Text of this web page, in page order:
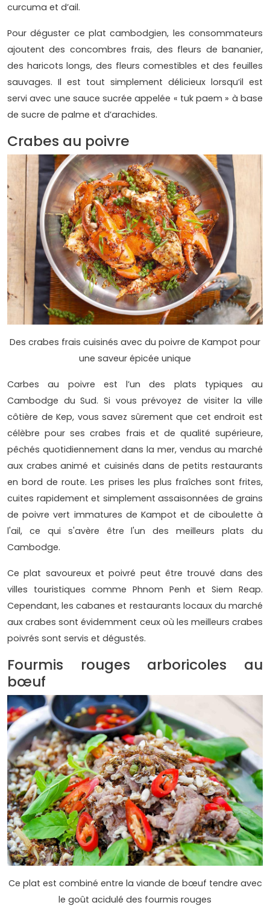
curcuma et d’ail.
Pour déguster ce plat cambodgien, les consommateurs
ajoutent des concombres frais, des fleurs de bananier,
des haricots longs, des fleurs comestibles et des feuilles
sauvages. Il est tout simplement délicieux lorsqu’il est
servi avec une sauce sucrée appelée « tuk paem » à base
de sucre de palme et d’arachides.
Crabes au poivre
Des crabes frais cuisinés avec du poivre de Kampot pour
une saveur épicée unique
Carbes au poivre est l’un des plats typiques au
Cambodge du Sud. Si vous prévoyez de visiter la ville
côtière de Kep, vous savez sûrement que cet endroit est
célèbre pour ses crabes frais et de qualité supérieure,
pêchés quotidiennement dans la mer, vendus au marché
aux crabes animé et cuisinés dans de petits restaurants
en bord de route. Les prises les plus fraîches sont frites,
cuites rapidement et simplement assaisonnées de grains
de poivre vert immatures de Kampot et de ciboulette à
l'ail, ce qui s'avère être l'un des meilleurs plats du
Cambodge.
Ce plat savoureux et poivré peut être trouvé dans des
villes touristiques comme Phnom Penh et Siem Reap.
Cependant, les cabanes et restaurants locaux du marché
aux crabes sont évidemment ceux où les meilleurs crabes
poivrés sont servis et dégustés.
Fourmis rouges arboricoles au
bœuf
Ce plat est combiné entre la viande de bœuf tendre avec
le goût acidulé des fourmis rouges